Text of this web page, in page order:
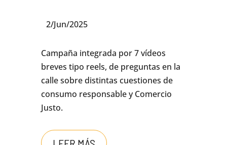
2/Jun/2025
Campaña integrada por 7 vídeos
breves tipo reels, de preguntas en la
calle sobre distintas cuestiones de
consumo responsable y Comercio
Justo.